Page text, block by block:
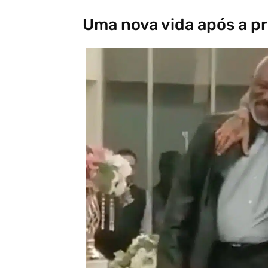
Uma nova vida após a